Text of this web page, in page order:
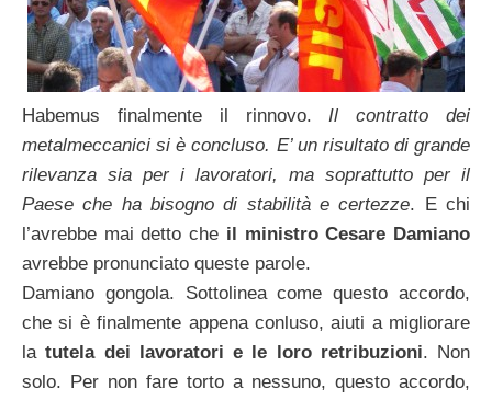
Habemus finalmente il rinnovo.Il contratto dei
metalmeccanici si è concluso. E’ un risultato di grande
rilevanza sia per i lavoratori, ma soprattutto per il
Paese che ha bisogno di stabilità e certezze. E chi
l’avrebbe mai detto che il ministro Cesare Damiano
avrebbe pronunciato queste parole.
Damiano gongola. Sottolinea come questo accordo,
che si è finalmente appena conluso, aiuti a migliorare
latutela dei lavoratori e le loro retribuzioni. Non
solo. Per non fare torto a nessuno, questo accordo,